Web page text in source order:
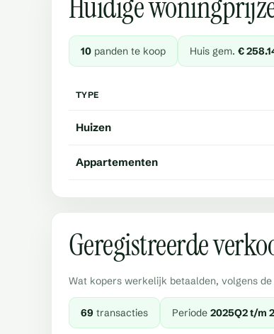
10 panden te koop Huis gem. €
TYPE
Huizen
Appartementen
Geregistreerde
Wat kopers werkelijk betaalden, volgens
69 transacties Periode 2025Q2 t/m